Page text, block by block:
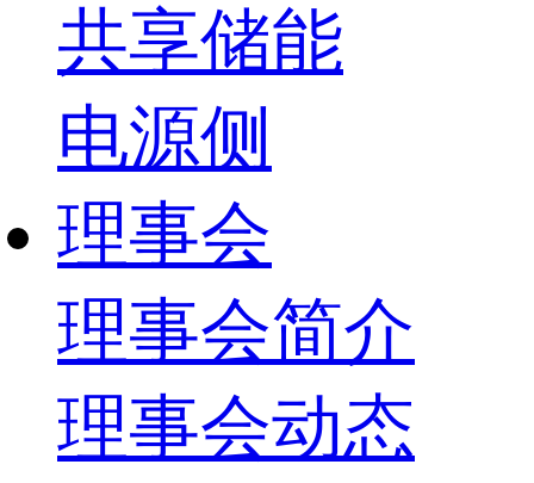
共享储能
电源侧
理事会
理事会简介
理事会动态